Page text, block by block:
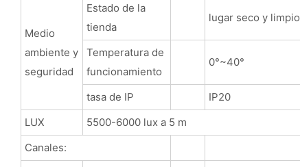
Medio
ambiente y
seguridad
Estado de la
tienda
lugar seco y limpio
Temperatura de
funcionamiento
0°~40°
tasa de IP
IP20
LUX
5500-6000 lux a 5 m
Canales: